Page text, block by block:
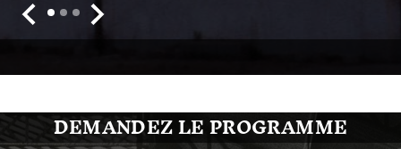
DEMANDEZ LE PROGRAMME